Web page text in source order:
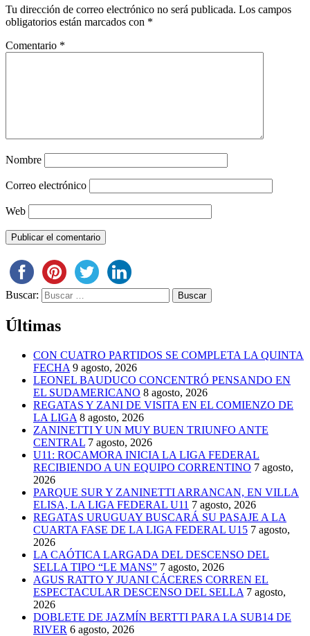
Tu dirección de correo electrónico no será publicada. Los campos
obligatorios están marcados con *
Comentario *
Nombre
Correo electrónico
Web
Buscar:
Últimas
CON CUATRO PARTIDOS SE COMPLETA LA QUINTA
FECHA 9 agosto, 2026
LEONEL BAUDUCO CONCENTRÓ PENSANDO EN
EL SUDAMERICANO 8 agosto, 2026
REGATAS Y ZANI DE VISITA EN EL COMIENZO DE
LA LIGA 8 agosto, 2026
ZANINETTI Y UN MUY BUEN TRIUNFO ANTE
CENTRAL 7 agosto, 2026
U11: ROCAMORA INICIA LA LIGA FEDERAL
RECIBIENDO A UN EQUIPO CORRENTINO 7 agosto,
2026
PARQUE SUR Y ZANINETTI ARRANCAN, EN VILLA
ELISA, LA LIGA FEDERAL U11 7 agosto, 2026
REGATAS URUGUAY BUSCARÁ SU PASAJE A LA
CUARTA FASE DE LA LIGA FEDERAL U15 7 agosto,
2026
LA CAÓTICA LARGADA DEL DESCENSO DEL
SELLA TIPO “LE MANS” 7 agosto, 2026
AGUS RATTO Y JUANI CÁCERES CORREN EL
ESPECTACULAR DESCENSO DEL SELLA 7 agosto,
2026
DOBLETE DE JAZMÍN BERTTI PARA LA SUB14 DE
RIVER 6 agosto, 2026